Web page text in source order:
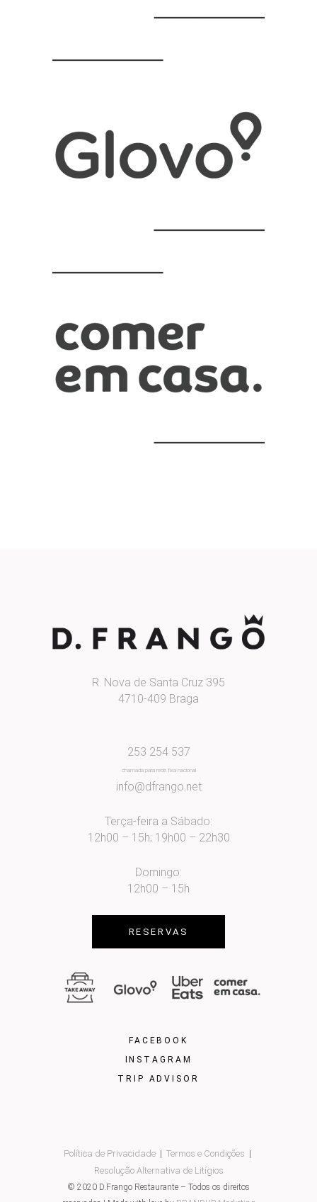
R. Nova de Santa Cruz 395
4710-409 Braga
253 254 537
chamada para rede fixa nacional
info@dfrango.net
Terça-feira a Sábado:
12h00 – 15h; 19h00 – 22h30
Domingo:
12h00 – 15h
RESERVAS
FACEBOOK
INSTAGRAM
TRIP ADVISOR
Política de Privacidade Termos e Condições
Resolução Alternativa de Litígios
© 2020 D.Frango Restaurante – Todos os direitos